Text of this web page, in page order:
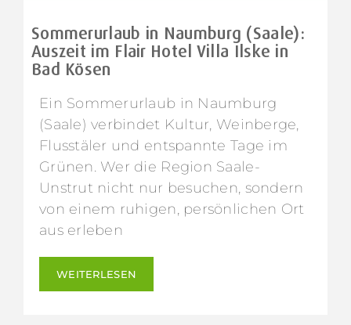
Sommerurlaub in Naumburg (Saale):
Auszeit im Flair Hotel Villa Ilske in
Bad Kösen
Ein Sommerurlaub in Naumburg
(Saale) verbindet Kultur, Weinberge,
Flusstäler und entspannte Tage im
Grünen. Wer die Region Saale-
Unstrut nicht nur besuchen, sondern
von einem ruhigen, persönlichen Ort
aus erleben
WEITERLESEN